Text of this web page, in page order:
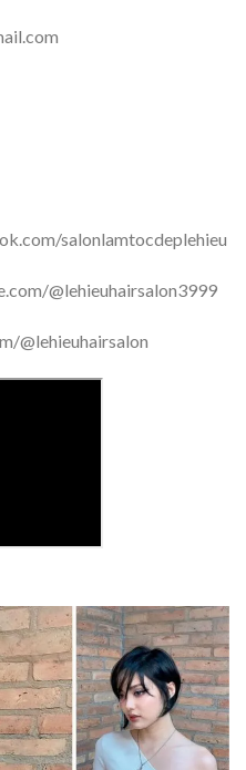
salonlamtocdeplehieu
@lehieuhairsalon3999
@lehieuhairsalon